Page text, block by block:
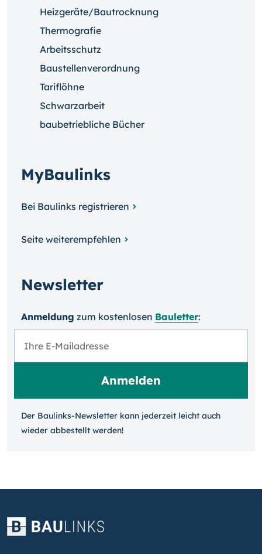
Heizgeräte/Bautrocknung
Thermografie
Arbeitsschutz
Baustellenverordnung
Tariflöhne
Schwarzarbeit
baubetriebliche Bücher
MyBaulinks
Bei Baulinks registrieren
Seite weiterempfehlen
Newsletter
Anmeldung zum kosten­losen Bauletter:
Der Baulinks-Newsletter kann jeder­zeit leicht auch
wieder ab­bestellt werden!